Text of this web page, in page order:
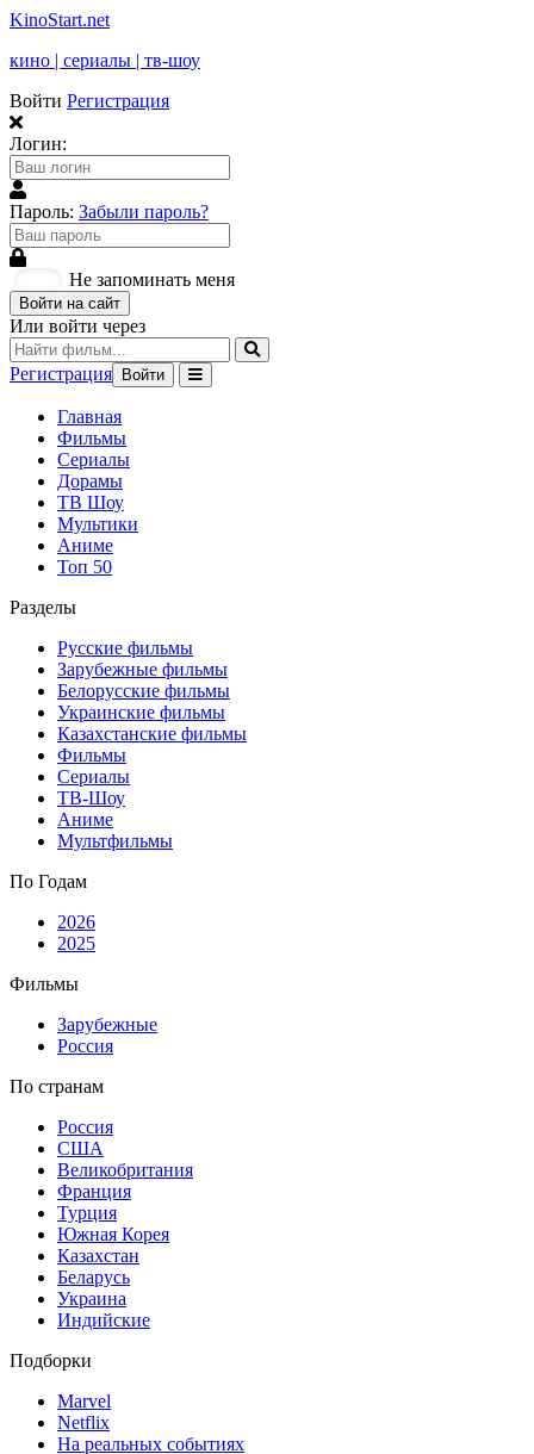
KinoStart.net
кино | сериалы | тв-шоу
Войти Регистрация
Логин:
Пароль: Забыли пароль?
Не запоминать меня
Войти на сайт
Или войти через
Регистрация Войти
Главная
Фильмы
Сериалы
Дорамы
ТВ Шоу
Мультики
Аниме
Топ 50
Разделы
Русские фильмы
Зарубежные фильмы
Белорусские фильмы
Украинские фильмы
Казахстанские фильмы
Фильмы
Сериалы
ТВ-Шоу
Аниме
Мультфильмы
По Годам
2026
2025
Фильмы
Зарубежные
Россия
По странам
Россия
США
Великобритания
Франция
Турция
Южная Корея
Казахстан
Беларусь
Украина
Индийские
Подборки
Marvel
Netflix
На реальных событиях